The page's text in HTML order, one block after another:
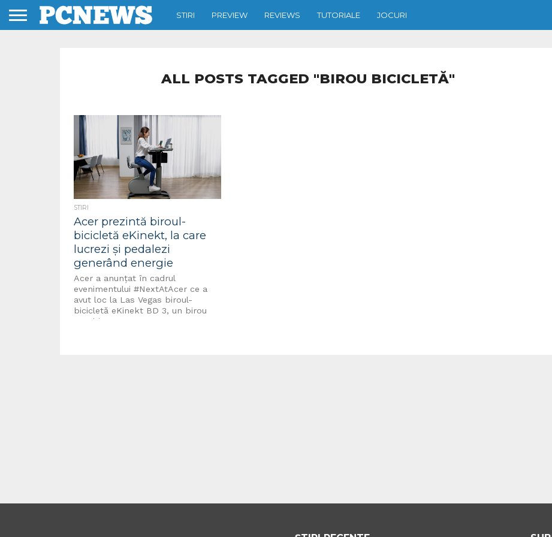
STIRI PREVIEW REVIEWS TUTORIALE JOCURI
ALL POSTS TAGGED "BIROU BICICLETĂ"
STIRI
Acer prezintă biroul-
bicicletă eKinekt, la care
lucrezi și pedalezi
generând energie
Acer a anunțat în cadrul
evenimentului #NextAtAcer ce a
avut loc la Las Vegas biroul-
bicicletă eKinekt BD 3, un birou
combinat cu...